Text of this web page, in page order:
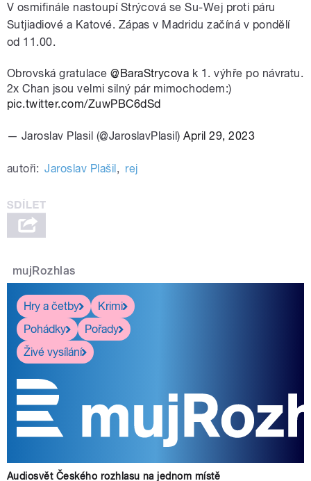
V osmifinále nastoupí Strýcová se Su-Wej proti páru
Sutjiadiové a Katové. Zápas v Madridu začíná v pondělí
od 11.00.
Obrovská gratulace@BaraStrycova k 1. výhře po návratu.
2x Chan jsou velmi silný pár mimochodem:)
pic.twitter.com/ZuwPBC6dSd
— Jaroslav Plasil (@JaroslavPlasil)April 29, 2023
autoři: Jaroslav Plašil, rej
mujRozhlas
Hry a četby
Krimi
Pohádky
Pořady
Živé vysílání
Audiosvět Českého rozhlasu na jednom místě